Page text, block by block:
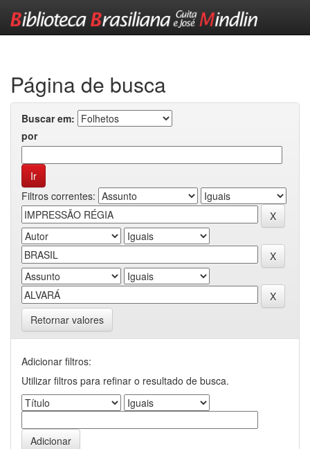
Página de busca
Buscar em:
por
Filtros correntes:
Retornar valores
Adicionar filtros:
Utilizar filtros para refinar o resultado de busca.